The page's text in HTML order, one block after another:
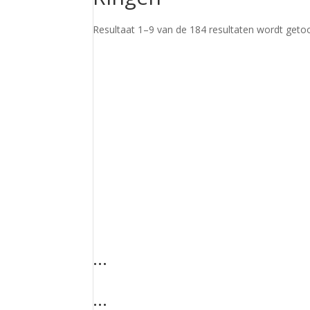
Resultaat 1–9 van de 184 resultaten wordt
…
…